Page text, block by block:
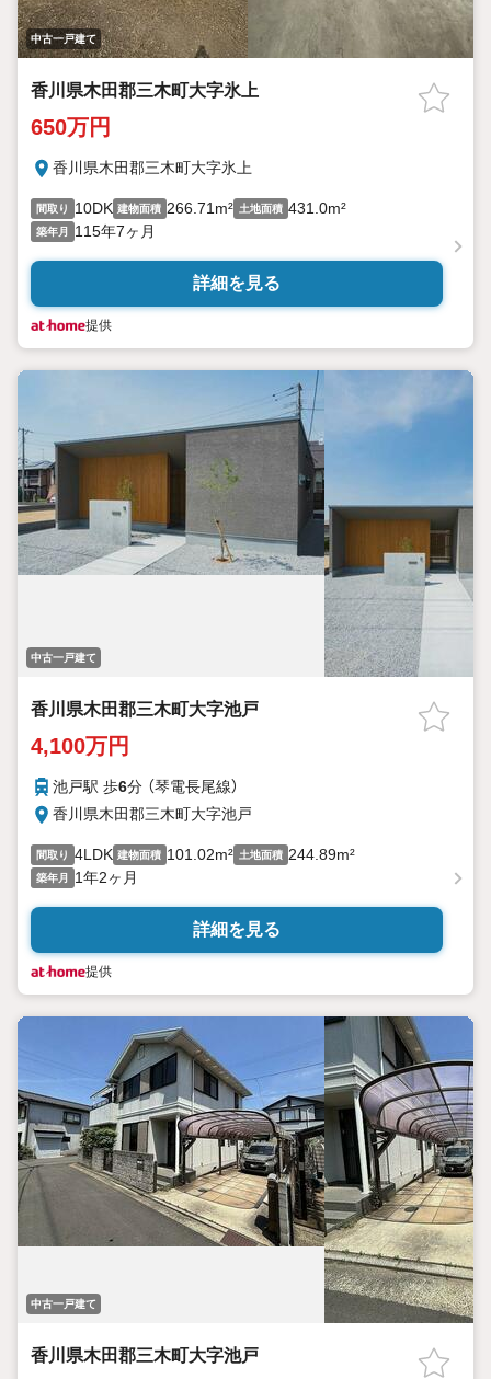
中古一戸建て
香川県木田郡三木町大字氷上
650万円
香川県木田郡三木町大字氷上
間取り 10DK 建物面積 266.71m² 土地面積 431.0m²
築年月 115年7ヶ月
詳細を見る
提供
中古一戸建て
香川県木田郡三木町大字池戸
4,100万円
池戸駅 歩6分 （琴電長尾線）
香川県木田郡三木町大字池戸
間取り 4LDK 建物面積 101.02m² 土地面積 244.89m²
築年月 1年2ヶ月
詳細を見る
提供
中古一戸建て
香川県木田郡三木町大字池戸